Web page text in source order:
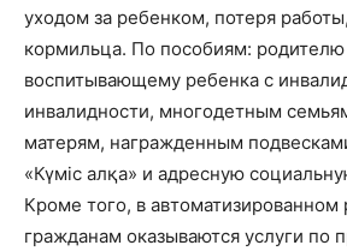
уходом за ребенком, потеря
кормильца. По пособиям: родителю
воспитывающему ребенка с
инвалидности, многодетным
матерям, награжденным
«Күміс алқа» и адресную
Кроме того, в
гражданам оказываются услуги по